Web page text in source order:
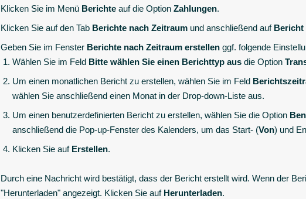
Klicken Sie im Menü Berichte auf die Option Zahlungen.
Klicken Sie auf den Tab Berichte nach Zeitraum und anschließend auf Bericht
Geben Sie im Fenster Berichte nach Zeitraum erstellen ggf. folgende
Wählen Sie im Feld Bitte wählen Sie einen Berichttyp aus die Option
Um einen monatlichen Bericht zu erstellen, wählen Sie im Feld
wählen Sie anschließend einen Monat in der Drop-down-Liste aus.
Um einen benutzerdefinierten Bericht zu erstellen, wählen Sie die Option
anschließend die Pop-up-Fenster des Kalenders, um das Start- (Von) und
Klicken Sie auf Erstellen.
Durch eine Nachricht wird bestätigt, dass der Bericht erstellt wird. Wenn der
"Herunterladen" angezeigt. Klicken Sie auf Herunterladen.